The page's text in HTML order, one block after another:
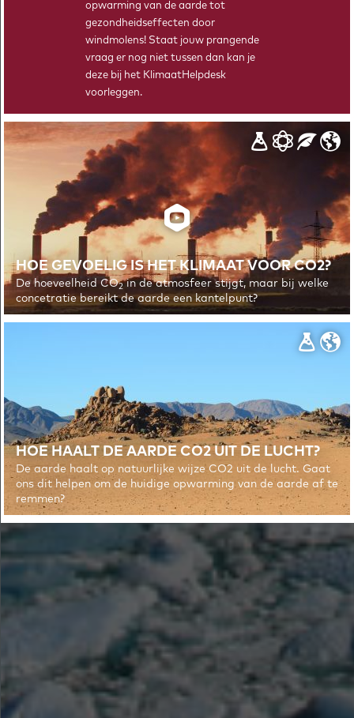
© 2026 EMBRACER PRIVACYVERKLARING
opwarming van de aarde tot
gezondheidseffecten door
windmolens! Staat jouw prangende
vraag er nog niet tussen dan kan je
deze bij het KlimaatHelpdesk
voorleggen.
HOE GEVOELIG IS HET KLIMAAT VOOR CO2?
De hoeveelheid CO2in de atmosfeer stijgt, maar bij welke
concetratie bereikt de aarde een kantelpunt?
HOE HAALT DE AARDE CO2 UIT DE LUCHT?
De aarde haalt op natuurlijke wijze CO2 uit de lucht. Gaat
ons dit helpen om de huidige opwarming van de aarde af te
remmen?